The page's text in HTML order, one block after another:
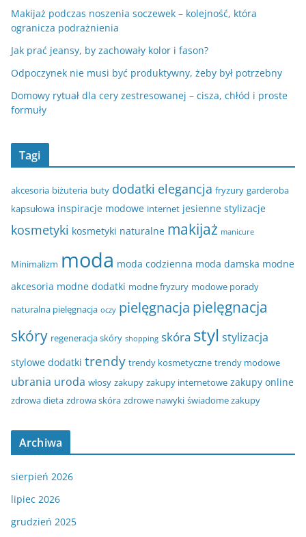
Makijaż podczas noszenia soczewek – kolejność, która
ogranicza podrażnienia
Jak prać jeansy, by zachowały kolor i fason?
Odpoczynek nie musi być produktywny, żeby był potrzebny
Domowy rytuał dla cery zestresowanej – cisza, chłód i proste
formuły
Tagi
akcesoria biżuteria buty dodatki elegancja fryzury garderoba
kapsułowa inspiracje modowe internet jesienne stylizacje
kosmetyki kosmetyki naturalne makijaż manicure
Minimalizm moda moda codzienna moda damska modne
akcesoria modne dodatki modne fryzury modowe porady
naturalna pielęgnacja oczy pielęgnacja pielęgnacja
skóry regeneracja skóry shopping skóra styl stylizacja
stylowe dodatki trendy trendy kosmetyczne trendy modowe
ubrania uroda włosy zakupy zakupy internetowe zakupy online
zdrowa dieta zdrowa skóra zdrowe nawyki świadome zakupy
Archiwa
sierpień 2026
lipiec 2026
grudzień 2025